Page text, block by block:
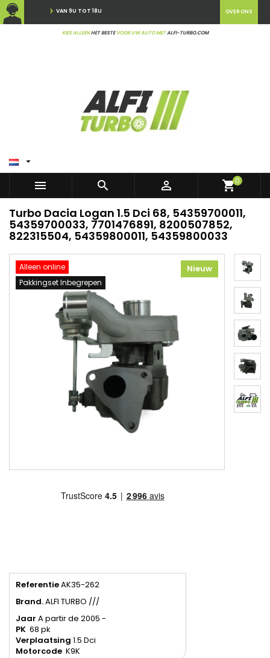
VAN 9U TOT 18U
KIES ALLEENHET BESTEVOOR UW AUTO METALFI-TURBO.COM
OVER ONS

   shopping_cart0
Turbo Dacia Logan 1.5 Dci 68, 54359700011,
54359700033, 7701476891, 8200507852,
822315504, 54359800011, 54359800033
Alleen online
Pakkingset Inbegrepen
Nieuw
ReferentieAK35-262
Brand.ALFI TURBO ///
Jaar A partir de 2005 -
PK 68 pk
Verplaatsing 1.5 Dci
Motorcode K9K